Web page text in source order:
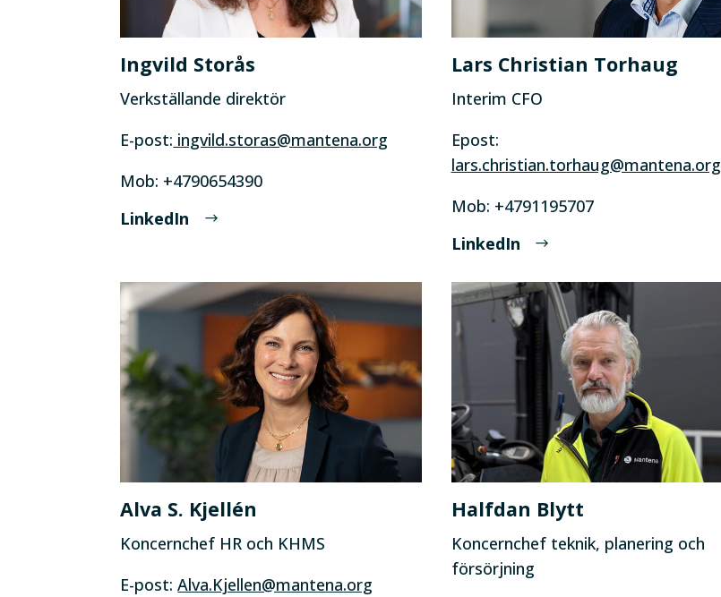
Ingvild Storås
Verkställande direktör
E-post: ingvild.storas@mantena.org
Mob: +4790654390
LinkedIn
Lars Christian Torhaug
Interim CFO
Epost:
lars.christian.torhaug@mantena.org
Mob: +4791195707
LinkedIn
Alva S. Kjellén
Koncernchef HR och KHMS
E-post:Alva.Kjellen@mantena.org
Halfdan Blytt
Koncernchef teknik, planering och
försörjning